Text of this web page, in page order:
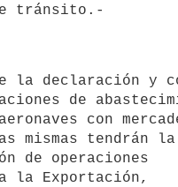
la declaración y
de
con
mismas tendrán la
de operaciones
la Exportación,